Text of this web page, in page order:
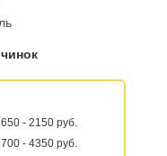
- 2150 руб.
- 4350 руб.